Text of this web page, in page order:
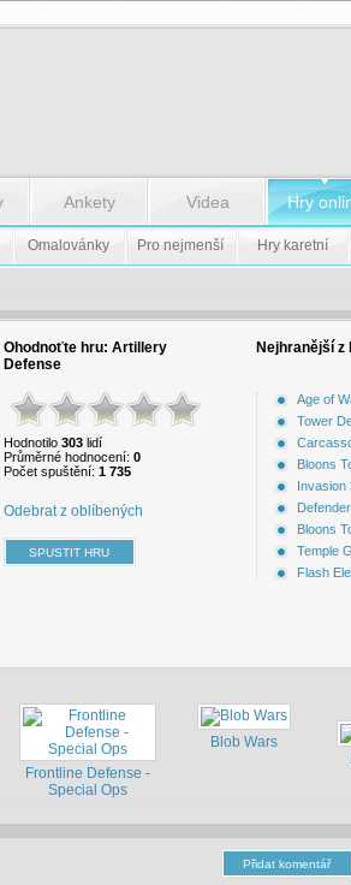
Ankety Videa Hry
Omalovánky Pro nejmenší Hry karetní
Ohodnoťte hru: Artillery
Defense
Hodnotilo 303lidí
Průměrné hodnocení: 0
Počet spuštění: 1 735
Odebrat z oblíbených
Nejhranější z
Age of
Tower
Bloons
Invasion
Defender
Bloons
Temple
Flash
Frontline Defense -
Special Ops
Blob Wars